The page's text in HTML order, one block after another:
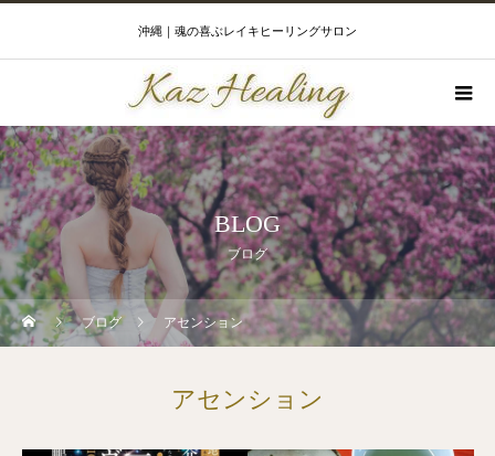
沖縄｜魂の喜ぶレイキヒーリングサロン
BLOG
ブログ
ブログ アセンション
アセンション